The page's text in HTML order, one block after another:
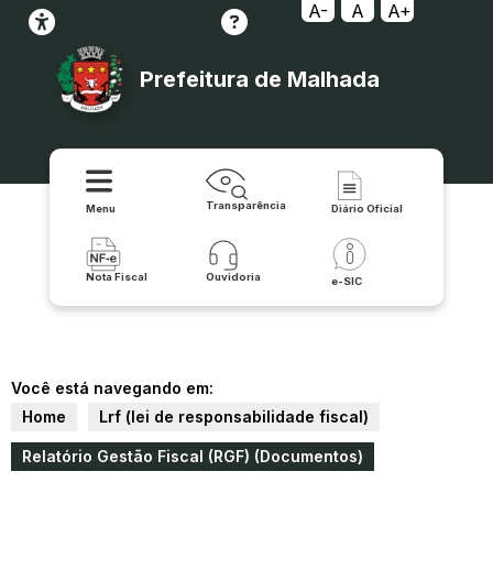
A- A A+
Prefeitura de Malhada
Menu Transparência Diário Oficial
Nota Fiscal Ouvidoria e-SIC
Você está navegando em:
Home
Lrf (lei de responsabilidade fiscal)
Relatório Gestão Fiscal (RGF) (Documentos)